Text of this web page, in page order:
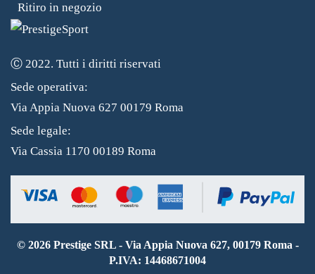
Ritiro in negozio
Ⓒ 2022. Tutti i diritti riservati
Sede operativa:
Via Appia Nuova 627 00179 Roma
Sede legale:
Via Cassia 1170 00189 Roma
© 2026Prestige SRL - Via Appia Nuova 627, 00179 Roma -
P.IVA: 14468671004